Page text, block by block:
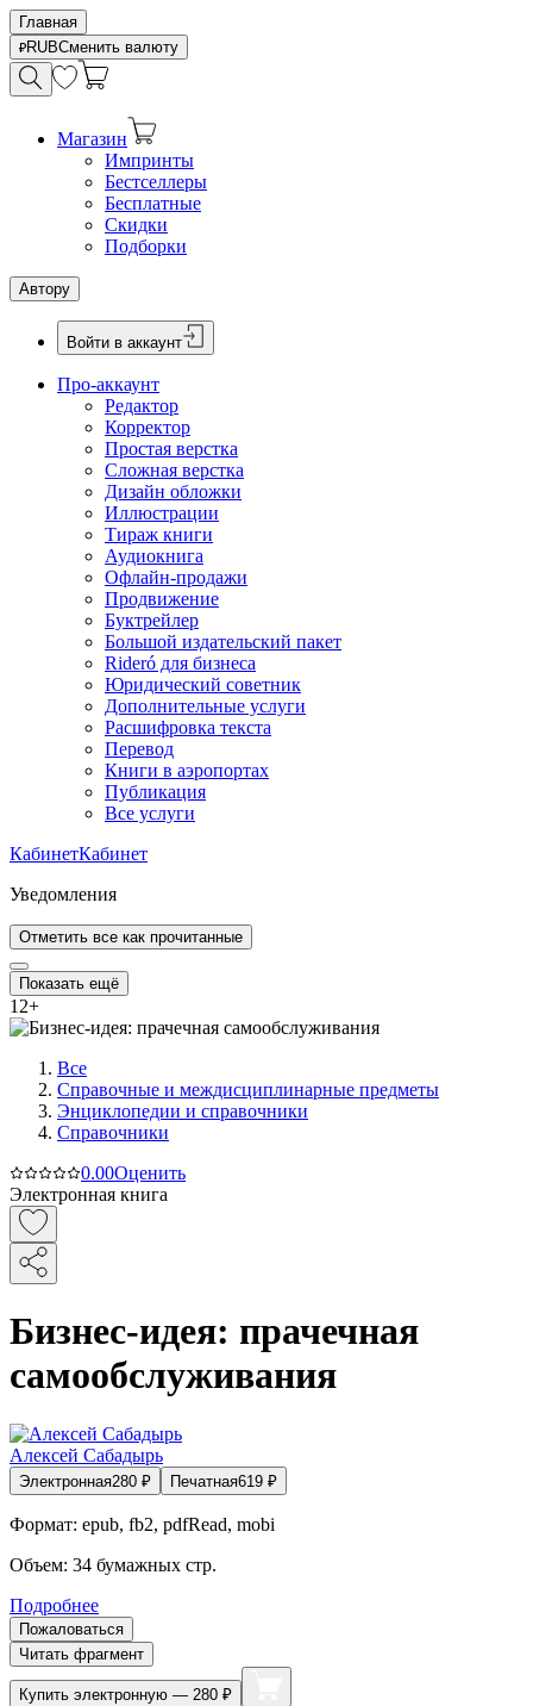
Главная
RUBСменить валюту
Магазин
Импринты
Бестселлеры
Бесплатные
Скидки
Подборки
Автору
Войти в аккаунт
Про-аккаунт
Редактор
Корректор
Простая верстка
Сложная верстка
Дизайн обложки
Иллюстрации
Тираж книги
Аудиокнига
Офлайн-продажи
Продвижение
Буктрейлер
Большой издательский пакет
Rideró для бизнеса
Юридический советник
Дополнительные услуги
Расшифровка текста
Перевод
Книги в аэропортах
Публикация
Все услуги
КабинетКабинет
Уведомления
Отметить все как прочитанные
Показать ещё
12+
Все
Справочные и междисциплинарные предметы
Энциклопедии и справочники
Справочники
0.00Оценить
Электронная книга
Бизнес-идея: прачечная
самообслуживания
Алексей Сабадырь
Электронная280 ₽ Печатная619 ₽
Формат: epub, fb2, pdfRead, mobi
Объем: 34 бумажных стр.
Подробнее
Пожаловаться
Читать фрагмент
Купить электронную — 280 ₽